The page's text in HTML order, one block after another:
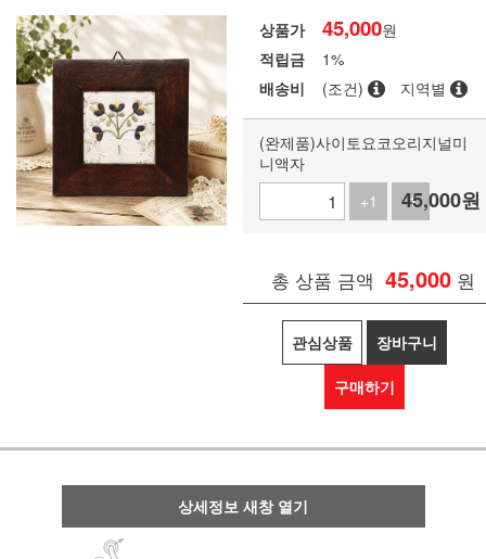
상품가 45,000원
적립금
1%
배송비
(조건) 지역별
(완제품)사이토요코오리지널미
니액자
+1
-1
45,000원
총 상품 금액 45,000 원
관심상품 장바구니
구매하기
상세정보 새창 열기